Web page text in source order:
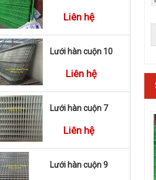
Liên hệ
Lưới hàn cuộn 10
Liên hệ
Lưới hàn cuộn 7
Liên hệ
Lưới hàn cuộn 9